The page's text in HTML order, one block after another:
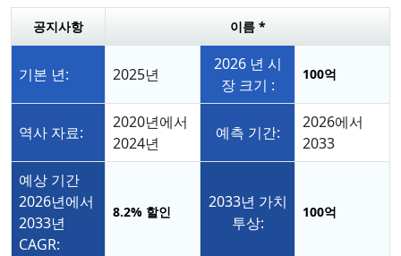
공지사항 이름 *
기본 년: 2025년
2026 년 시
장 크기 :
100억
역사 자료:
2020년에서
2024년
예측 기간:
2026에서
2033
예상 기간
2026년에서
2033년
CAGR:
8.2% 할인
2033년 가치
투상:
100억